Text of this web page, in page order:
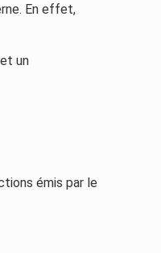
En effet,
un
émis par le